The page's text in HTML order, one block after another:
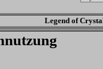
Legend of